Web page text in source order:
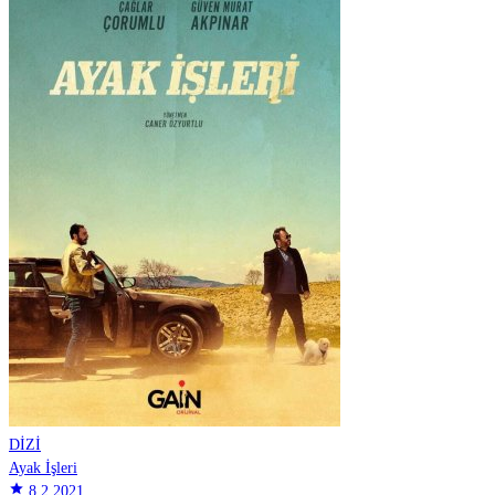
DİZİ
Ayak İşleri
star 8.2 2021